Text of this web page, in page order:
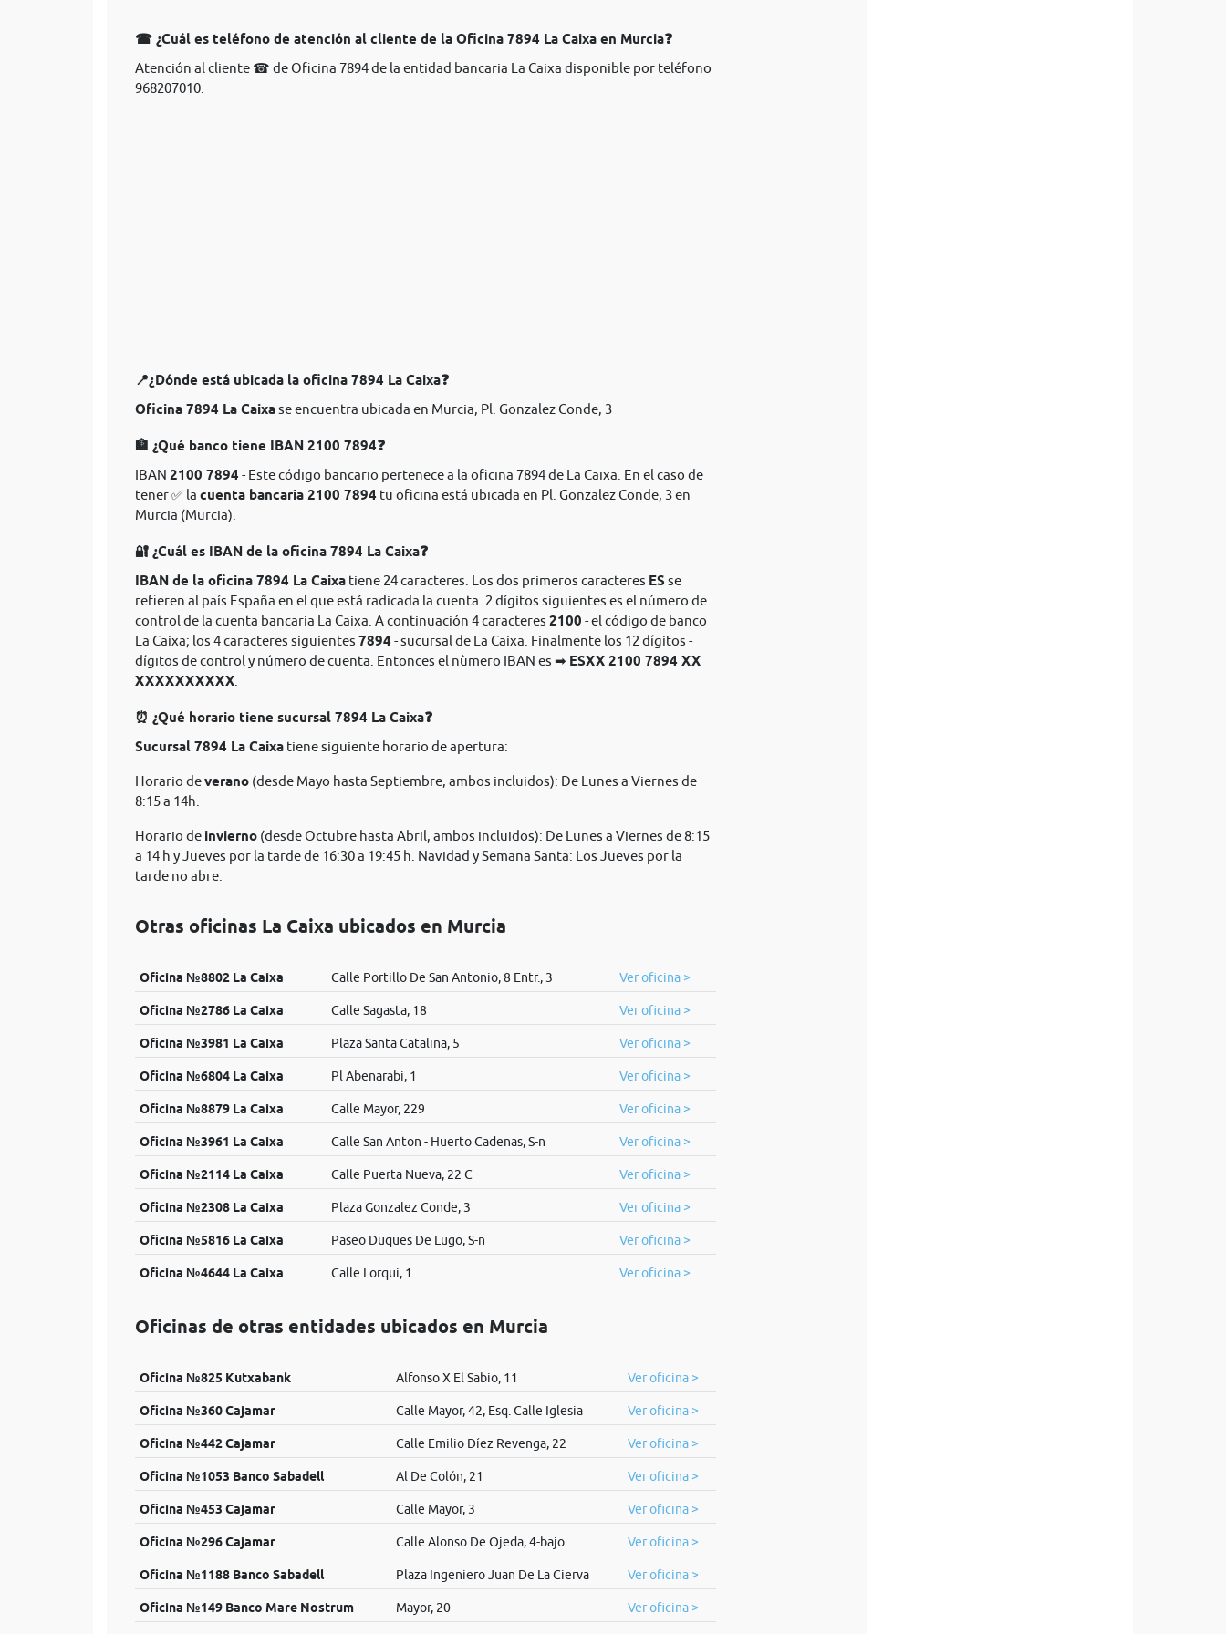
☎ ¿Cuál es teléfono de atención al cliente de la Oficina 7894 La Caixa en Murcia❓
Atención al cliente ☎ de Oficina 7894 de la entidad bancaria La Caixa disponible por teléfono
968207010.
📍¿Dónde está ubicada la oficina 7894 La Caixa❓
Oficina 7894 La Caixase encuentra ubicada en Murcia, Pl. Gonzalez Conde, 3
🏦 ¿Qué banco tiene IBAN 2100 7894❓
IBAN 2100 7894 - Este código bancario pertenece a la oficina 7894 de La Caixa. En el caso de
tener ✅ la cuenta bancaria 2100 7894 tu oficina está ubicada en Pl. Gonzalez Conde, 3 en
Murcia (Murcia).
🔐 ¿Cuál es IBAN de la oficina 7894 La Caixa❓
IBAN de la oficina 7894 La Caixa tiene 24 caracteres. Los dos primeros caracteres ES se
refieren al país España en el que está radicada la cuenta. 2 dígitos siguientes es el número de
control de la cuenta bancaria La Caixa. A continuación 4 caracteres 2100 - el código de banco
La Caixa; los 4 caracteres siguientes 7894 - sucursal de La Caixa. Finalmente los 12 dígitos -
dígitos de control y número de cuenta. Entonces el nùmero IBAN es ➡ ESXX 2100 7894 XX
XXXXXXXXXX
⏰ ¿Qué horario tiene sucursal 7894 La Caixa❓
Sucursal 7894 La Caixa tiene siguiente horario de apertura:
Horario deverano (desde Mayo hasta Septiembre, ambos incluidos): De Lunes a Viernes de
8:15 a 14h.
Horario de invierno (desde Octubre hasta Abril, ambos incluidos): De Lunes a Viernes de 8:15
a 14 h y Jueves por la tarde de 16:30 a 19:45 h. Navidad y Semana Santa: Los Jueves por la
tarde no abre.
Otras oficinas La Caixa ubicados en Murcia
Oficina №8802 La Caixa Calle Portillo De San Antonio, 8 Entr., 3 Ver oficina >
Oficina №2786 La Caixa Calle Sagasta, 18 Ver oficina >
Oficina №3981 La Caixa Plaza Santa Catalina, 5 Ver oficina >
Oficina №6804 La Caixa Pl Abenarabi, 1 Ver oficina >
Oficina №8879 La Caixa Calle Mayor, 229 Ver oficina >
Oficina №3961 La Caixa Calle San Anton - Huerto Cadenas, S-n Ver oficina >
Oficina №2114 La Caixa Calle Puerta Nueva, 22 C Ver oficina >
Oficina №2308 La Caixa Plaza Gonzalez Conde, 3 Ver oficina >
Oficina №5816 La Caixa Paseo Duques De Lugo, S-n Ver oficina >
Oficina №4644 La Caixa Calle Lorqui, 1 Ver oficina >
Oficinas de otras entidades ubicados en Murcia
Oficina №825 Kutxabank Alfonso X El Sabio, 11 Ver oficina >
Oficina №360 Cajamar Calle Mayor, 42, Esq. Calle Iglesia Ver oficina >
Oficina №442 Cajamar Calle Emilio Díez Revenga, 22 Ver oficina >
Oficina №1053 Banco Sabadell Al De Colón, 21 Ver oficina >
Oficina №453 Cajamar Calle Mayor, 3 Ver oficina >
Oficina №296 Cajamar Calle Alonso De Ojeda, 4-bajo Ver oficina >
Oficina №1188 Banco Sabadell Plaza Ingeniero Juan De La Cierva Ver oficina >
Oficina №149 Banco Mare Nostrum Mayor, 20 Ver oficina >